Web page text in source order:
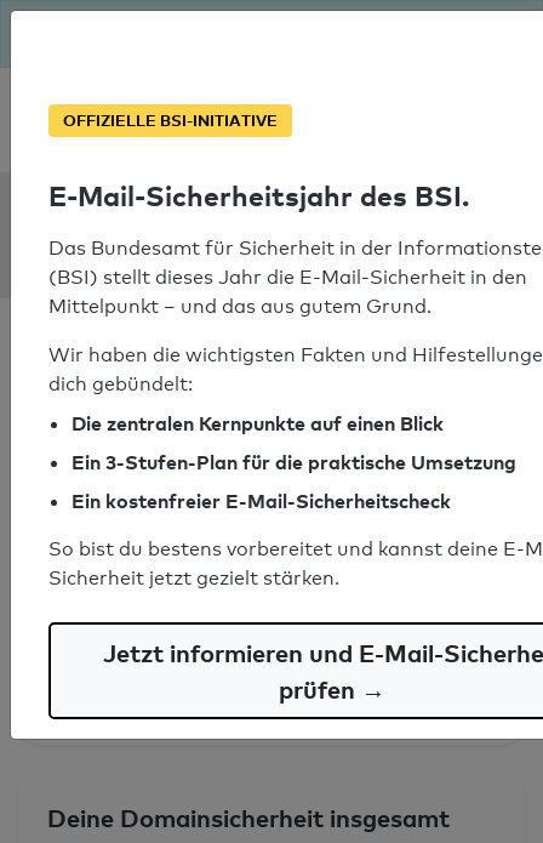
Soforthilfe bei Notfällen
prs.ch
SPF-Check bestanden
Ihr SPF-Record Prüfergebnis
SPF-Record gefunden
Syntaxprüfung: 0 Fehler
Deine Domainsicherheit insgesamt
OFFIZIELLE BSI-INITIATIVE
E-Mail-Sicherheitsjahr des BSI.
Das Bundesamt für Sicherheit in der
(BSI) stellt dieses Jahr die E-Mail-Sicherheit in den
Mittelpunkt – und das aus gutem Grund.
Wir haben die wichtigsten Fakten und
dich gebündelt:
Die zentralen Kernpunkte auf einen Blick
Ein 3-Stufen-Plan für die praktische Umsetzung
Ein kostenfreier E-Mail-Sicherheitscheck
So bist du bestens vorbereitet und kannst deine E-
Sicherheit jetzt gezielt stärken.
Jetzt informieren und E-Mail-
prüfen →